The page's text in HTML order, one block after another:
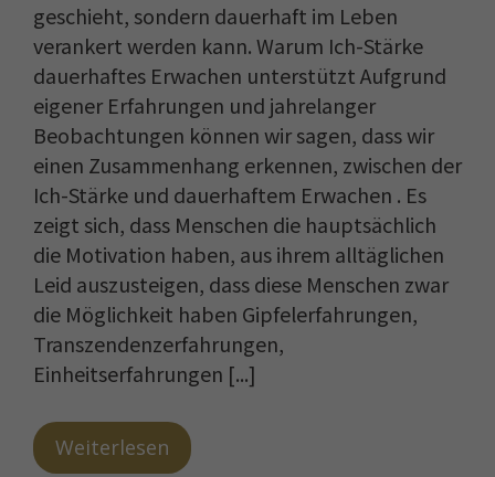
geschieht, sondern dauerhaft im Leben
verankert werden kann. Warum Ich-Stärke
dauerhaftes Erwachen unterstützt Aufgrund
eigener Erfahrungen und jahrelanger
Beobachtungen können wir sagen, dass wir
einen Zusammenhang erkennen, zwischen der
Ich-Stärke und dauerhaftem Erwachen . Es
zeigt sich, dass Menschen die hauptsächlich
die Motivation haben, aus ihrem alltäglichen
Leid auszusteigen, dass diese Menschen zwar
die Möglichkeit haben Gipfelerfahrungen,
Transzendenzerfahrungen,
Einheitserfahrungen [...]
Weiterlesen